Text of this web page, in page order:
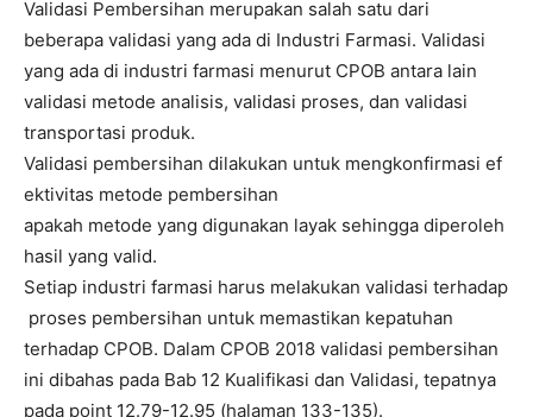
Validasi Pembersihan merupakan salah satu dari
beberapa validasi yang ada di Industri Farmasi. Validasi
yang ada di industri farmasi menurut CPOB antara lain
validasi metode analisis, validasi proses, dan validasi
transportasi produk.
Validasi pembersihan dilakukan untuk mengkonfirmasi ef
ektivitas metode pembersihan
apakah metode yang digunakan layak sehingga diperoleh
hasil yang valid.
Setiap industri farmasi harus melakukan validasi terhadap
proses pembersihan untuk memastikan kepatuhan
terhadap CPOB. Dalam CPOB 2018 validasi pembersihan
ini dibahas pada Bab 12 Kualifikasi dan Validasi, tepatnya
pada point 12.79-12.95 (halaman 133-135).